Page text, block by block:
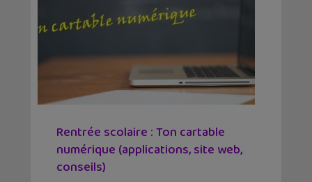
Rentrée scolaire : Ton cartable
numérique (applications, site web,
conseils)